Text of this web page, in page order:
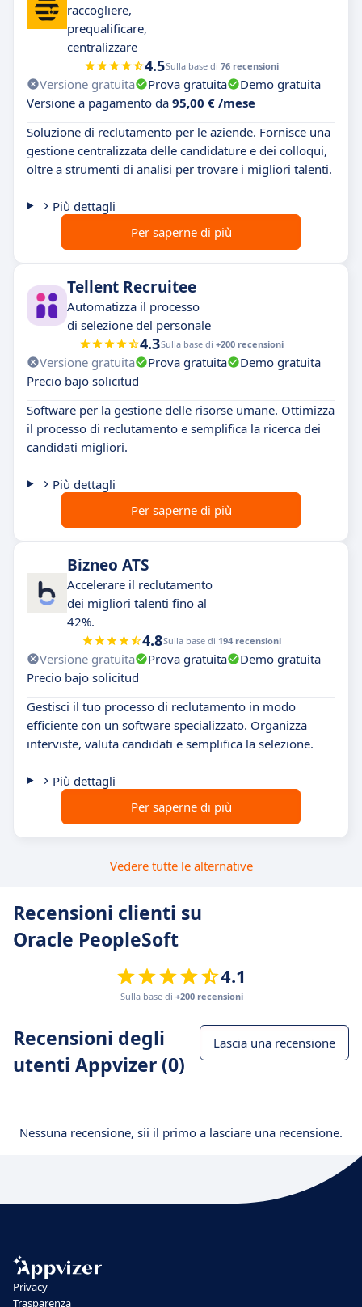
raccogliere,
prequalificare,
centralizzare
4.5Sulla base di 76 recensioni
Versione gratuita Prova gratuita
Demo gratuita
Versione a pagamento da 95,00 € /mese
Soluzione di reclutamento per le aziende. Fornisce una
gestione centralizzata delle candidature e dei colloqui,
oltre a strumenti di analisi per trovare i migliori talenti.
Più dettagli
Per saperne di più
Tellent Recruitee
Automatizza il processo
di selezione del personale
4.3Sulla base di +200 recensioni
Versione gratuita Prova gratuita
Demo gratuita
Precio bajo solicitud
Software per la gestione delle risorse umane. Ottimizza
il processo di reclutamento e semplifica la ricerca dei
candidati migliori.
Più dettagli
Per saperne di più
Bizneo ATS
Accelerare il reclutamento
dei migliori talenti fino al
42%.
4.8Sulla base di 194 recensioni
Versione gratuita Prova gratuita
Demo gratuita
Precio bajo solicitud
Gestisci il tuo processo di reclutamento in modo
efficiente con un software specializzato. Organizza
interviste, valuta candidati e semplifica la selezione.
Più dettagli
Per saperne di più
Vedere tutte le alternative
Recensioni clienti su
Oracle PeopleSoft
4.1
Sulla base di +200 recensioni
Recensioni degli
utenti Appvizer (0)
Lascia una recensione
Nessuna recensione, sii il primo a lasciare una recensione.
Privacy
Trasparenza